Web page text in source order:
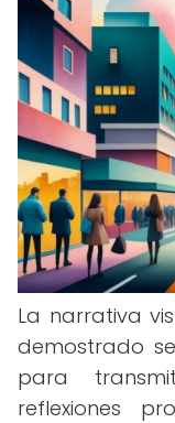
La narrativa
demostrado
para
reflexiones